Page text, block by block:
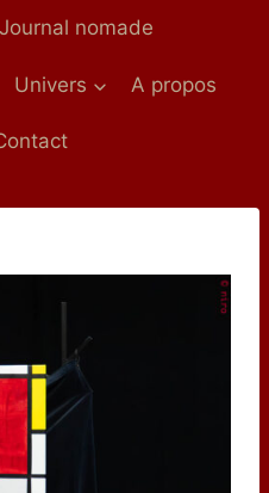
Journal nomade
Univers A propos